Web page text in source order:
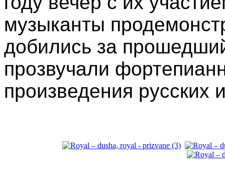
музыканты
добились за
прозвучали
произведения русских